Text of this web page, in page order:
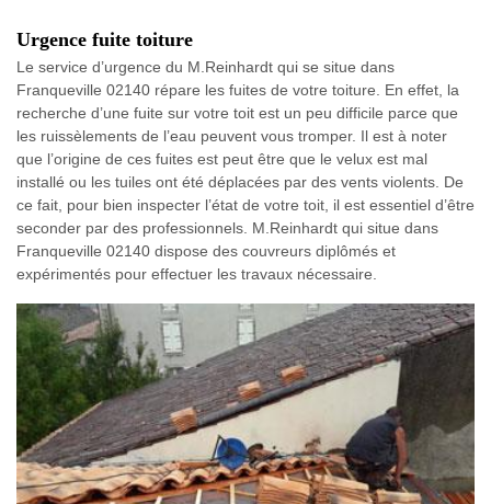
Urgence fuite toiture
Le service d’urgence du M.Reinhardt qui se situe dans
Franqueville 02140 répare les fuites de votre toiture. En effet, la
recherche d’une fuite sur votre toit est un peu difficile parce que
les ruissèlements de l’eau peuvent vous tromper. Il est à noter
que l’origine de ces fuites est peut être que le velux est mal
installé ou les tuiles ont été déplacées par des vents violents. De
ce fait, pour bien inspecter l’état de votre toit, il est essentiel d’être
seconder par des professionnels. M.Reinhardt qui situe dans
Franqueville 02140 dispose des couvreurs diplômés et
expérimentés pour effectuer les travaux nécessaire.